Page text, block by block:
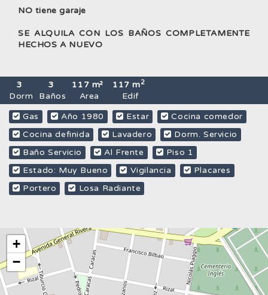
NO tiene garaje
SE ALQUILA CON LOS BAÑOS COMPLETAMENTE
HECHOS A NUEVO
3
Dorm
3
Baños
117 m²
Area
117 m2
Edif
Gas
Año 1980 Estar
Cocina comedor
Cocina definida
Lavadero
Dorm. Servicio
Baño Servicio
Al Frente
Piso 1
Estado: Muy Bueno
Vigilancia
Placares
Portero
Losa Radiante
+
−